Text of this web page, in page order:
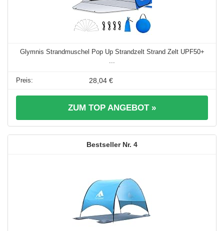
Glymnis Strandmuschel Pop Up Strandzelt Strand Zelt UPF50+
...
28,04 €
ZUM TOP ANGEBOT »
4